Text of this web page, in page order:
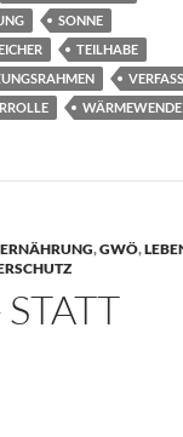
SONNE
TEILHABE
WÄRMEWENDE
ERNÄHRUNG,GWÖ,